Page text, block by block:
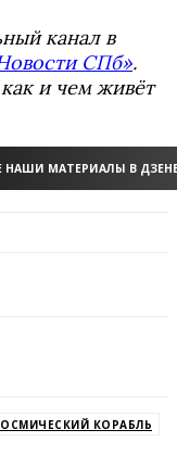
канал в
СПб».
и чем живёт
НАШИ МАТЕРИАЛЫ В
КОРАБЛЬ